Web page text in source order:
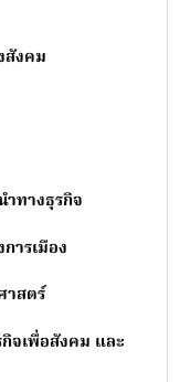
สังคม
ทางธุรกิจ
ารเมือง
าสตร์
จเพื่อสังคม และ